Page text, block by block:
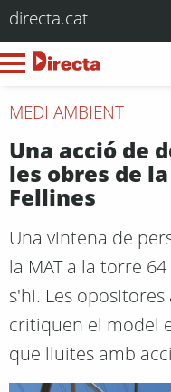
directa.cat
MEDI AMBIENT
Una acció de
les obres de
Fellines
Una vintena de
la MAT a la torre
s'hi. Les
critiquen el model
que lluites amb